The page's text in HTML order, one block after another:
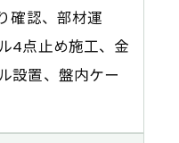
確認、部材運
4点止め施工、金
設置、盤内ケー